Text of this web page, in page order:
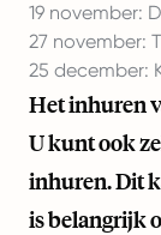
19 november:
27 november:
25 december:
Het inhuren
U kunt ook
inhuren. Dit
is belangrijk